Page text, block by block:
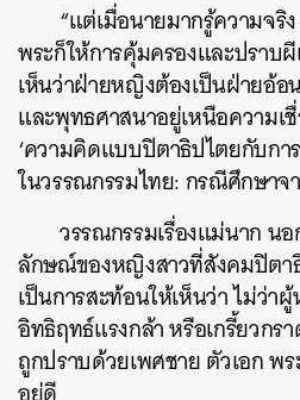
“แต่เมื่อนายมากรู้ความจริ
พระก็ให้การคุ้มครองและปราบ
เห็นว่าฝ่ายหญิงต้องเป็นฝ่ายอ้
และพุทธศาสนาอยู่เหนือความเ
‘ความคิดแบบปิตาธิปไตยกับ
ในวรรณกรรมไทย: กรณีศึกษาจ
วรรณกรรมเรื่องแม่นาก น
ลักษณ์ของหญิงสาวที่สังคมปิตา
เป็นการสะท้อนให้เห็นว่า ไม่ว่
อิทธิฤทธ์แรงกล้า หรือเกรี้ยวก
ถูกปราบด้วยเพศชาย ตัวเอก พ